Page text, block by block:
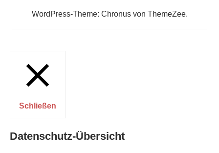
WordPress-Theme: Chronus von ThemeZee.
Schließen
Datenschutz-Übersicht